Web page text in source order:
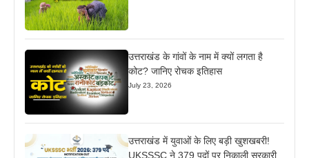
उत्तराखंड के गांवों के नाम में क्यों लगता है
कोट? जानिए रोचक इतिहास
July 23, 2026
उत्तराखंड में युवाओं के लिए बड़ी खुशखबरी!
UKSSSC ने 379 पदों पर निकाली सरकारी